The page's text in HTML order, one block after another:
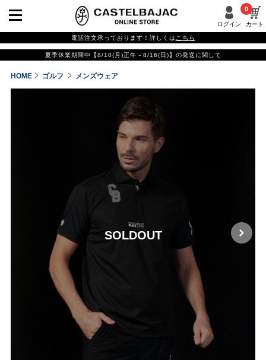
ログイン カート
0
電話注文承っております！詳しくは こちら
夏季休業期間中【8/10(月)正午～8/16(日)】の発送に関して
HOME ゴルフ メンズウェア
SOLDOUT